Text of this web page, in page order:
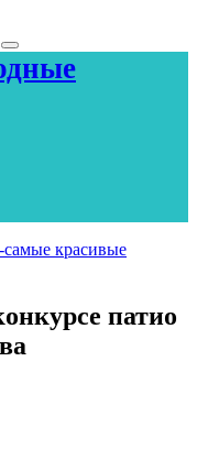
красивые
патио